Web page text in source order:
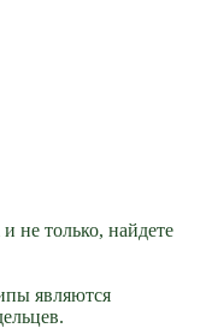
не только, найдете
являются